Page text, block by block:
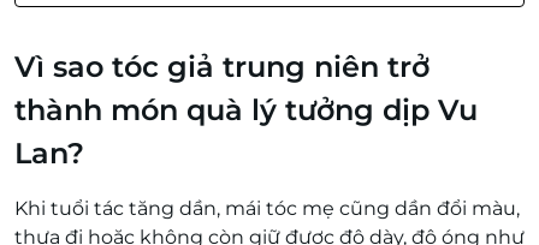
Vì sao tóc giả trung niên trở
thành món quà lý tưởng dịp Vu
Lan?
Khi tuổi tác tăng dần, mái tóc mẹ cũng dần đổi màu,
thưa đi hoặc không còn giữ được độ dày, độ óng như